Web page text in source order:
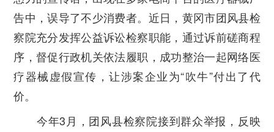
告中，误导了不少消费者。近日，黄冈市团风县检
察院充分发挥公益诉讼检察职能，通过诉前磋商程
序，督促行政机关依法履职，成功整治一起网络医
疗器械虚假宣传，让涉案企业为“吹牛”付出了代
价。
今年3月，团风县检察院接到群众举报，反映